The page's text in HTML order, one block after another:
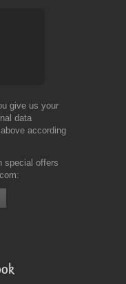
give us your
data
according
special offers